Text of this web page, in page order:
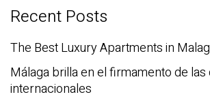
Recent Posts
The Best Luxury Apartments in
Málaga brilla en el firmamento de
internacionales